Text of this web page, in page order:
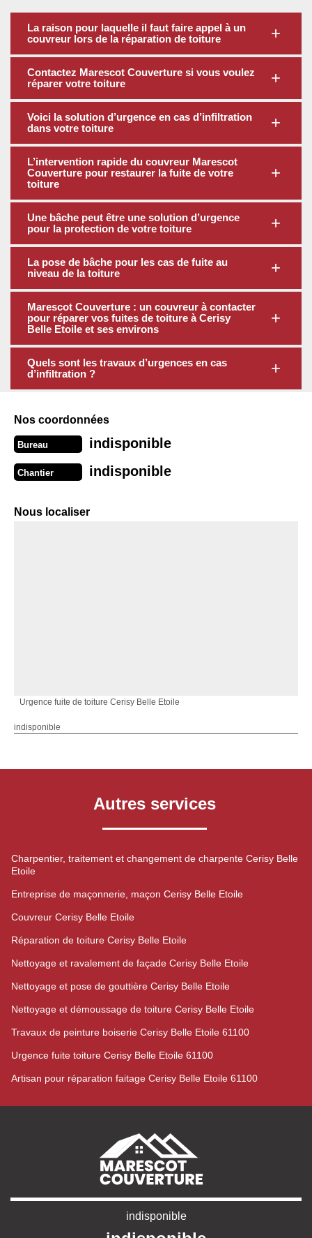
La raison pour laquelle il faut faire appel à un
couvreur lors de la réparation de toiture
Contactez Marescot Couverture si vous voulez
réparer votre toiture
Voici la solution d’urgence en cas d’infiltration
dans votre toiture
L’intervention rapide du couvreur Marescot
Couverture pour restaurer la fuite de votre
toiture
Une bâche peut être une solution d’urgence
pour la protection de votre toiture
La pose de bâche pour les cas de fuite au
niveau de la toiture
Marescot Couverture : un couvreur à contacter
pour réparer vos fuites de toiture à Cerisy
Belle Etoile et ses environs
Quels sont les travaux d’urgences en cas
d’infiltration ?
Nos coordonnées
Bureau indisponible
Chantier indisponible
Nous localiser
Urgence fuite de toiture Cerisy Belle Etoile
indisponible
Autres services
Charpentier, traitement et changement de charpente Cerisy Belle
Etoile
Entreprise de maçonnerie, maçon Cerisy Belle Etoile
Couvreur Cerisy Belle Etoile
Réparation de toiture Cerisy Belle Etoile
Nettoyage et ravalement de façade Cerisy Belle Etoile
Nettoyage et pose de gouttière Cerisy Belle Etoile
Nettoyage et démoussage de toiture Cerisy Belle Etoile
Travaux de peinture boiserie Cerisy Belle Etoile 61100
Urgence fuite toiture Cerisy Belle Etoile 61100
Artisan pour réparation faitage Cerisy Belle Etoile 61100
indisponible